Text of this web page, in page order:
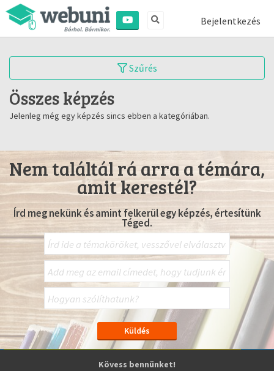
Bejelentkezés
Szűrés
Összes képzés
Jelenleg még egy képzés sincs ebben a kategóriában.
Nem találtál rá arra a témára,
amit kerestél?
Írd meg nekünk és amint felkerül egy képzés, értesítünk
Téged.
Kövess bennünket!